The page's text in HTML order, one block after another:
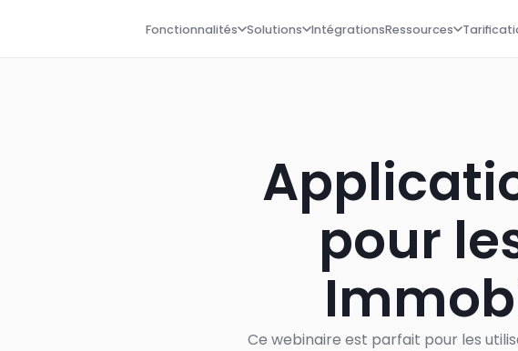
Fonctionnalités Solutions IntégrationsRessources
pour
Ce webinaire est parfait pour les